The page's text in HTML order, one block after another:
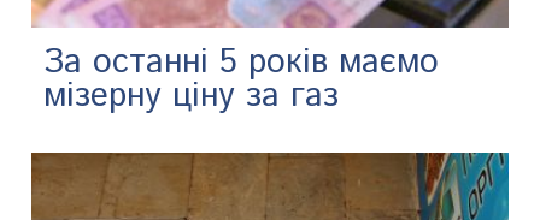
За останні 5 років маємо
мізерну ціну за газ